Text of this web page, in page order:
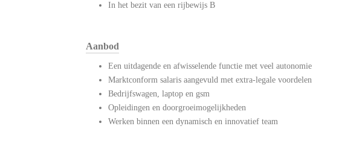
In het bezit van een rijbewijs B
Aanbod
Een uitdagende en afwisselende functie met veel autonomie
Marktconform salaris aangevuld met extra-legale voordelen
Bedrijfswagen, laptop en gsm
Opleidingen en doorgroeimogelijkheden
Werken binnen een dynamisch en innovatief team